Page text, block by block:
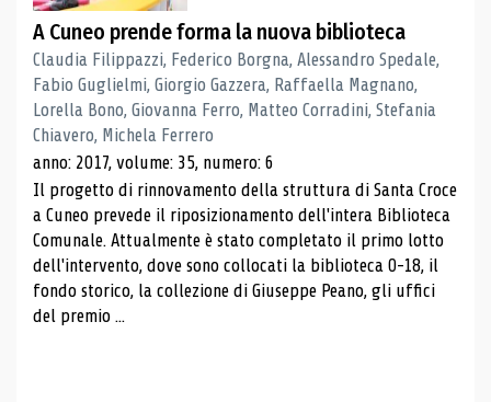
A Cuneo prende forma la nuova biblioteca
Claudia Filippazzi, Federico Borgna, Alessandro Spedale,
Fabio Guglielmi, Giorgio Gazzera, Raffaella Magnano,
Lorella Bono, Giovanna Ferro, Matteo Corradini, Stefania
Chiavero, Michela Ferrero
anno: 2017, volume: 35, numero: 6
Il progetto di rinnovamento della struttura di Santa Croce
a Cuneo prevede il riposizionamento dell'intera Biblioteca
Comunale. Attualmente è stato completato il primo lotto
dell'intervento, dove sono collocati la biblioteca 0-18, il
fondo storico, la collezione di Giuseppe Peano, gli uffici
del premio ...